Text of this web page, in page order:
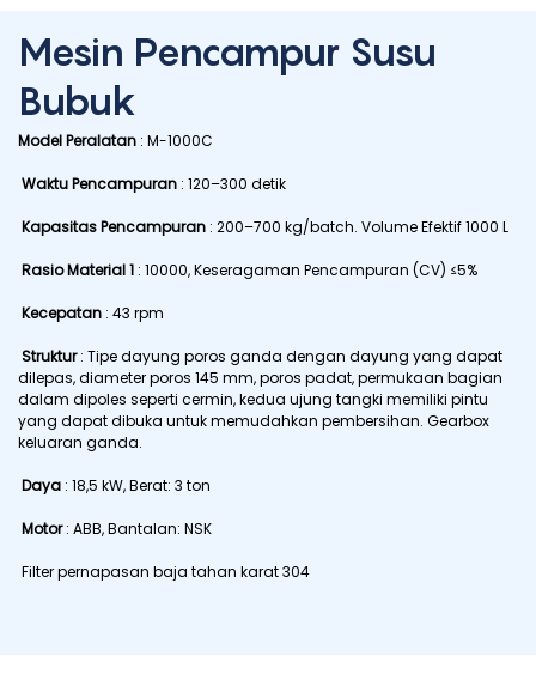
Mesin Pencampur Susu
Bubuk
Model Peralatan : M-1000C
Waktu Pencampuran : 120–300 detik
Kapasitas Pencampuran : 200–700 kg/batch. Volume Efektif 1000 L
Rasio Material 1 : 10000, Keseragaman Pencampuran (CV) ≤5%
Kecepatan : 43 rpm
Struktur: Tipe dayung poros ganda dengan dayung yang dapat
dilepas, diameter poros 145 mm, poros padat, permukaan bagian
dalam dipoles seperti cermin, kedua ujung tangki memiliki pintu
yang dapat dibuka untuk memudahkan pembersihan. Gearbox
keluaran ganda.
Daya : 18,5 kW, Berat: 3 ton
Motor: ABB, Bantalan: NSK
Filter pernapasan baja tahan karat 304